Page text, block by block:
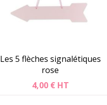
Les 5 flèches signalétiques
rose
4,00 € HT